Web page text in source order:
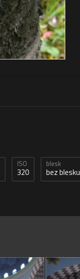
ISO
320
blesk
bez blesku